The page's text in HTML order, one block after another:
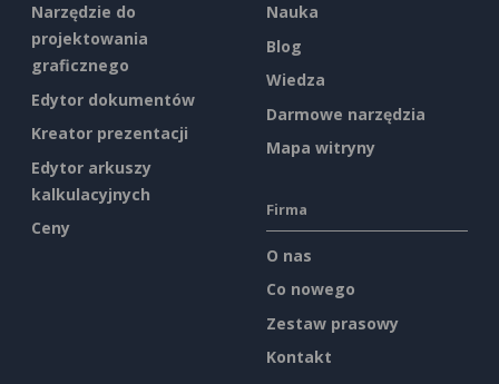
Narzędzie do
projektowania
graficznego
Edytor dokumentów
Kreator prezentacji
Edytor arkuszy
kalkulacyjnych
Ceny
Nauka
Blog
Wiedza
Darmowe narzędzia
Mapa witryny
Firma
O nas
Co nowego
Zestaw prasowy
Kontakt